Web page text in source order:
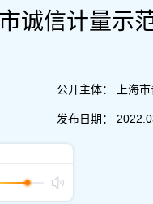
诚信计量示
公开主体： 上海
发布日期：